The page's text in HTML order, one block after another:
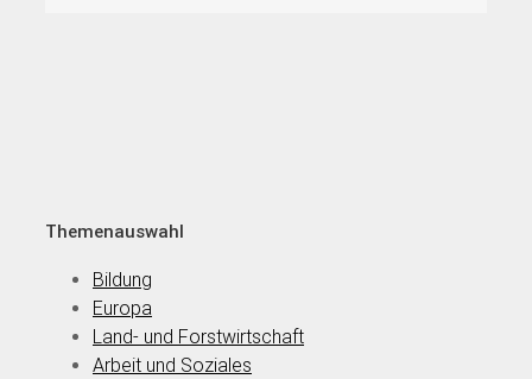
Themenauswahl
Bildung
Europa
Land- und Forstwirtschaft
Arbeit und Soziales